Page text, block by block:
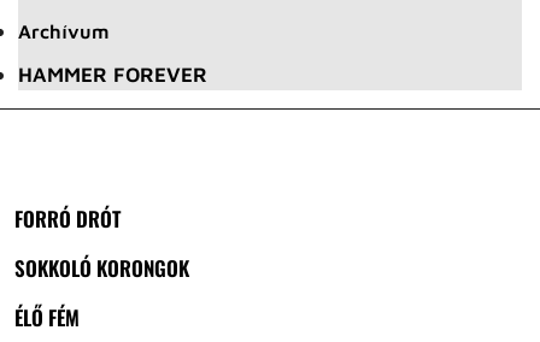
Archívum
HAMMER FOREVER
FORRÓ DRÓT
SOKKOLÓ KORONGOK
ÉLŐ FÉM